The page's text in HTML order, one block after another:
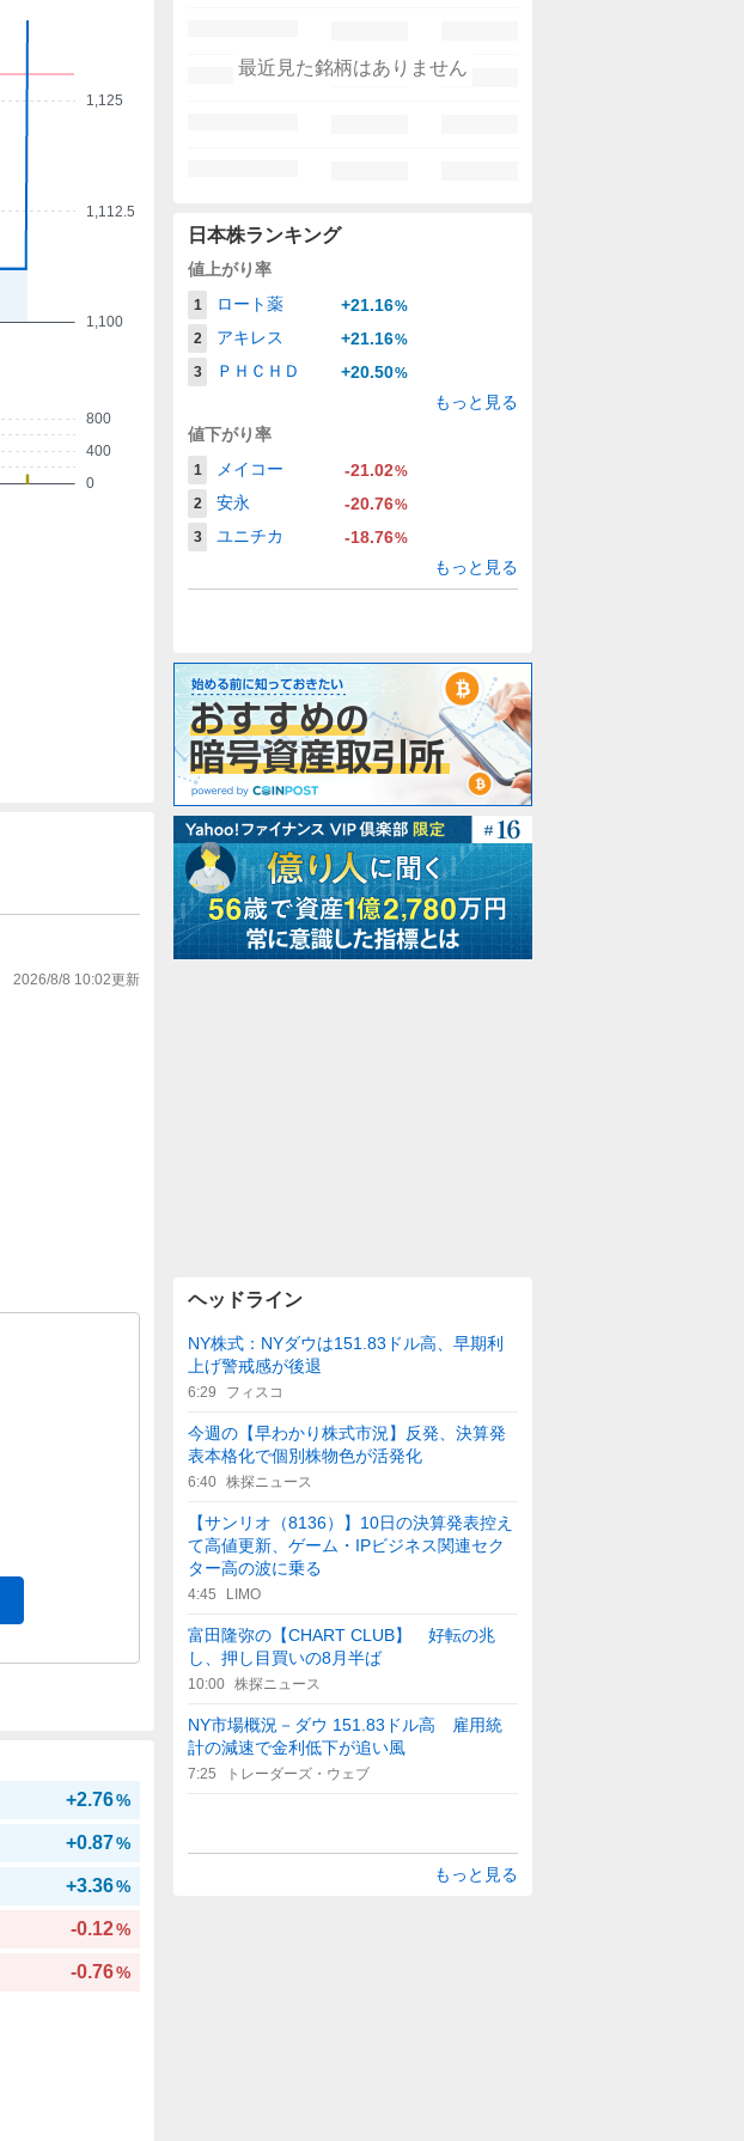
1,100
1,112.5
1,125
0
400
800
2026/8/8 10:02更新
+2.76%
+0.87%
+3.36%
-0.12%
-0.76%
最近見た銘柄はありません
日本株ランキング
値上がり率
1 ロート薬 +21.16%
2
アキレス +21.16%
3
ＰＨＣＨＤ +20.50%
もっと見る
値下がり率
1 メイコー -21.02%
2
安永 -20.76%
3
ユニチカ -18.76%
もっと見る
ヘッドライン
NY株式：NYダウは151.83ドル高、早期利
上げ警戒感が後退
6:29 フィスコ
今週の【早わかり株式市況】反発、決算発
表本格化で個別株物色が活発化
6:40 株探ニュース
【サンリオ（8136）】10日の決算発表控え
て高値更新、ゲーム・IPビジネス関連セク
ター高の波に乗る
4:45 LIMO
富田隆弥の【CHART CLUB】 好転の兆
し、押し目買いの8月半ば
10:00 株探ニュース
NY市場概況－ダウ 151.83ドル高 雇用統
計の減速で金利低下が追い風
7:25 トレーダーズ・ウェブ
もっと見る